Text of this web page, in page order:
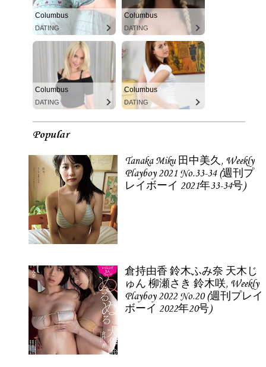
Columbus
DATING
Columbus
DATING
Columbus
DATING
Columbus
DATING
Popular
Tanaka Miku 田中美久, Weekly
Playboy 2021 No.33-34 (週刊プ
レイボーイ 2021年33-34号)
倉持由香 鈴木ふみ奈 天木じ
ゅん 柳瀬さき 鈴木咲, Weekly
Playboy 2022 No.20 (週刊プレイ
ボーイ 2022年20号)